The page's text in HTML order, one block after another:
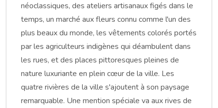
néoclassiques, des ateliers artisanaux figés dans le
temps, un marché aux fleurs connu comme l'un des
plus beaux du monde, les vêtements colorés portés
par les agriculteurs indigènes qui déambulent dans
les rues, et des places pittoresques pleines de
nature luxuriante en plein cœur de la ville. Les
quatre rivières de la ville s'ajoutent à son paysage
remarquable. Une mention spéciale va aux rives de